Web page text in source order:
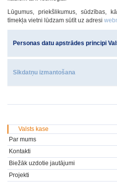
Lūgumus, priekšlikumus, sūdzības,
tīmekļa vietni lūdzam sūtīt uz adresi
Personas datu apstrādes principi
Sīkdatņu izmantošana
Valsts kase
Par mums
Kontakti
Biežāk uzdotie jautājumi
Projekti